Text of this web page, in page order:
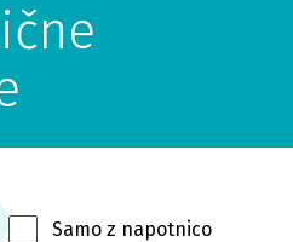
Samo z napotnico